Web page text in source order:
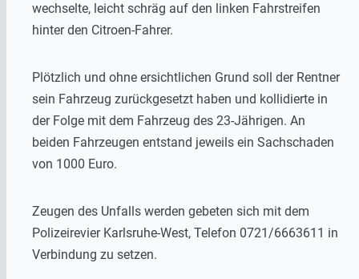
wechselte, leicht schräg auf den linken Fahrstreifen
hinter den Citroen-Fahrer.
Plötzlich und ohne ersichtlichen Grund soll der Rentner
sein Fahrzeug zurückgesetzt haben und kollidierte in
der Folge mit dem Fahrzeug des 23-Jährigen. An
beiden Fahrzeugen entstand jeweils ein Sachschaden
von 1000 Euro.
Zeugen des Unfalls werden gebeten sich mit dem
Polizeirevier Karlsruhe-West, Telefon 0721/6663611 in
Verbindung zu setzen.